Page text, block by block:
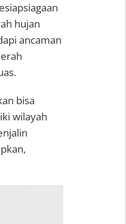
hujan
ancaman
bisa
wilayah